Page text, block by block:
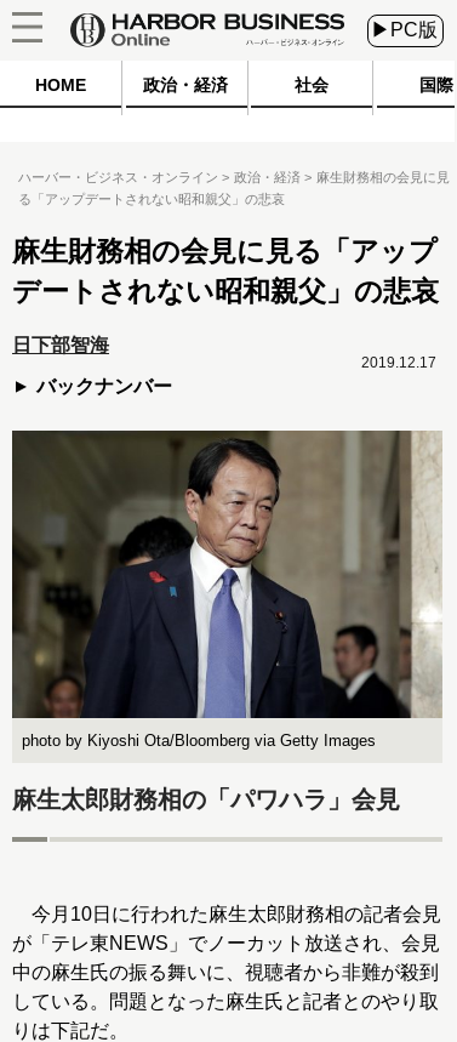
▶PC版
HOME 政治・経済 社会 国際
ハーバー・ビジネス・オンライン 政治・経済
麻生財務相の会見に見
る「アップデートされない昭和親父」の悲哀
麻生財務相の会見に見る「アップ
デートされない昭和親父」の悲哀
日下部智海
バックナンバー
2019.12.17
photo by Kiyoshi Ota/Bloomberg via Getty Images
麻生太郎財務相の「パワハラ」会見
今月10日に行われた麻生太郎財務相の記者会見
が「テレ東NEWS」でノーカット放送され、会見
中の麻生氏の振る舞いに、視聴者から非難が殺到
している。問題となった麻生氏と記者とのやり取
りは下記だ。